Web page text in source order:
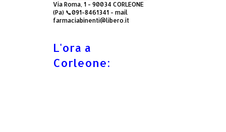
Via Roma, 1 - 90034 CORLEONE
(Pa) 📞091-8461341 - mail
farmaciabinenti@libero.it
L'ora a
Corleone: